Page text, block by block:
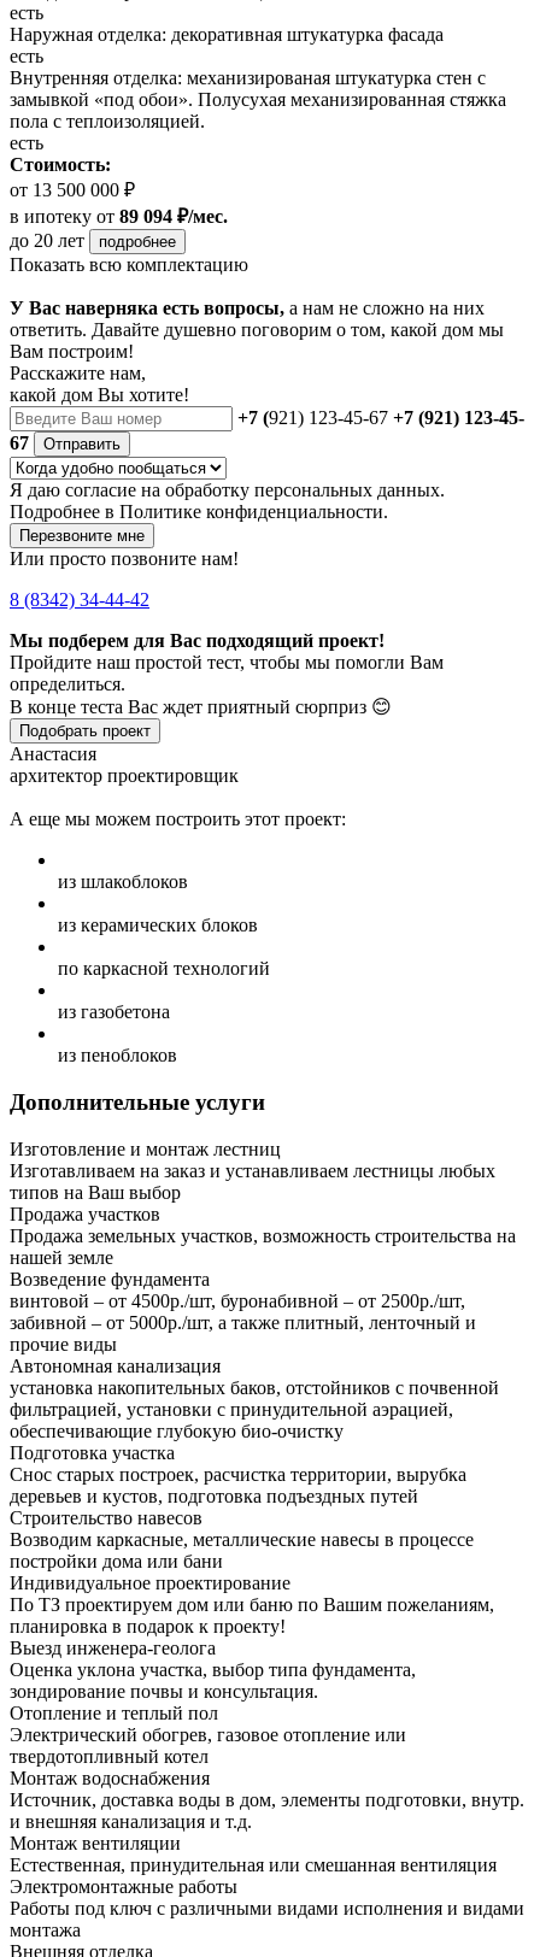
есть
Наружная отделка: декоративная штукатурка фасада
есть
Внутренняя отделка: механизированая штукатурка стен с
замывкой «под обои». Полусухая механизированная стяжка
пола с теплоизоляцией.
есть
Стоимость:
от 13 500 000 ₽
в ипотеку от 89 094 ₽/мес.
до 20 лет
подробнее
Показать всю комплектацию
У Вас наверняка есть вопросы, а нам не сложно на них
ответить. Давайте душевно поговорим о том, какой дом мы
Вам построим!
Расскажите нам,
какой дом Вы хотите!
+7 (921) 123-45-67 +7 (921) 123-45-
67
Отправить
Я даю согласие на обработку персональных данных.
Подробнее в Политике конфиденциальности.
Перезвоните мне
Или просто позвоните нам!
8 (8342) 34-44-42
Мы подберем для Вас подходящий проект!
Пройдите наш простой тест, чтобы мы помогли Вам
определиться.
В конце теста Вас ждет приятный сюрприз 😊
Подобрать проект
Анастасия
архитектор проектировщик
А еще мы можем построить этот проект:
из шлакоблоков
из керамических блоков
по каркасной технологий
из газобетона
из пеноблоков
Дополнительные услуги
Изготовление и монтаж лестниц
Изготавливаем на заказ и устанавливаем лестницы любых
типов на Ваш выбор
Продажа участков
Продажа земельных участков, возможность строительства на
нашей земле
Возведение фундамента
винтовой – от 4500р./шт, буронабивной – от 2500р./шт,
забивной – от 5000р./шт, а также плитный, ленточный и
прочие виды
Автономная канализация
установка накопительных баков, отстойников с почвенной
фильтрацией, установки с принудительной аэрацией,
обеспечивающие глубокую био-очистку
Подготовка участка
Снос старых построек, расчистка территории, вырубка
деревьев и кустов, подготовка подъездных путей
Строительство навесов
Возводим каркасные, металлические навесы в процессе
постройки дома или бани
Индивидуальное проектирование
По ТЗ проектируем дом или баню по Вашим пожеланиям,
планировка в подарок к проекту!
Выезд инженера-геолога
Оценка уклона участка, выбор типа фундамента,
зондирование почвы и консультация.
Отопление и теплый пол
Электрический обогрев, газовое отопление или
твердотопливный котел
Монтаж водоснабжения
Источник, доставка воды в дом, элементы подготовки, внутр.
и внешняя канализация и т.д.
Монтаж вентиляции
Естественная, принудительная или смешанная вентиляция
Электромонтажные работы
Работы под ключ с различными видами исполнения и видами
монтажа
Внешняя отделка